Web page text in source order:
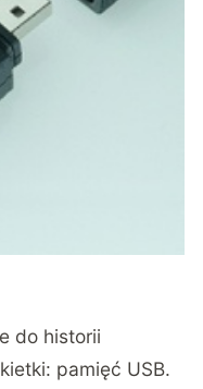
do historii
pamięć USB.